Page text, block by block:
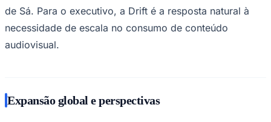
de Sá. Para o executivo, a Drift é a resposta natural à
necessidade de escala no consumo de conteúdo
audiovisual.
Expansão global e perspectivas